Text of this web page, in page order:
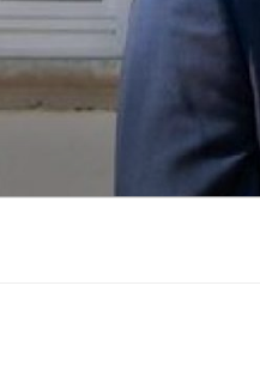
Zum
Inhalt
springen